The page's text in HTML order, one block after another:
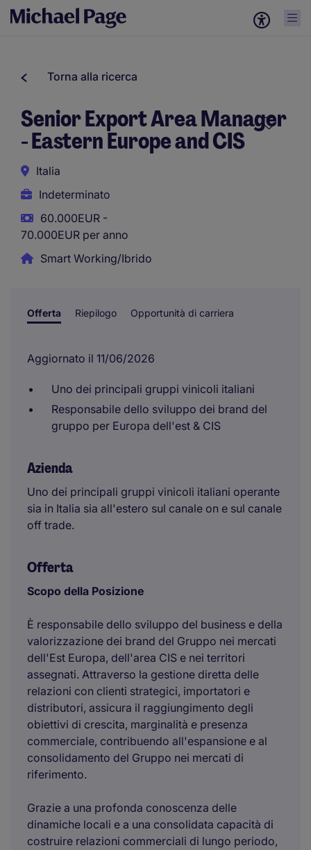
Torna alla ricerca
Senior Export Area Manager
- Eastern Europe and CIS
Italia
Indeterminato
60.000EUR -
70.000EUR per anno
Smart Working/Ibrido
Offerta Riepilogo Opportunità di carriera
Aggiornato il 11/06/2026
Uno dei principali gruppi vinicoli italiani
Responsabile dello sviluppo dei brand del
gruppo per Europa dell'est & CIS
Azienda
Uno dei principali gruppi vinicoli italiani operante
sia in Italia sia all'estero sul canale on e sul canale
off trade.
Offerta
Scopo della Posizione
È responsabile dello sviluppo del business e della
valorizzazione dei brand del Gruppo nei mercati
dell'Est Europa, dell'area CIS e nei territori
assegnati. Attraverso la gestione diretta delle
relazioni con clienti strategici, importatori e
distributori, assicura il raggiungimento degli
obiettivi di crescita, marginalità e presenza
commerciale, contribuendo all'espansione e al
consolidamento del Gruppo nei mercati di
riferimento.
Grazie a una profonda conoscenza delle
dinamiche locali e a una consolidata capacità di
costruire relazioni commerciali di lungo periodo,